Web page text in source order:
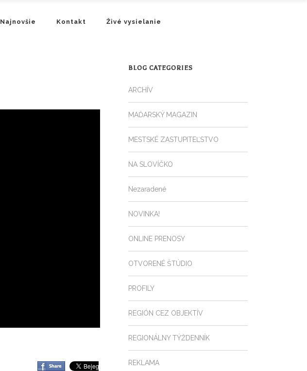
Najnovšie Kontakt Živé vysielanie
BLOG CATEGORIES
ARCHÍV
MAĎARSKÝ MAGAZIN
MESTSKÉ ZASTUPITEĽSTVO
NA SLOVÍČKO
Nezaradené
NOVINKA!
ONLINE PRENOSY
OTVORENÉ ŠTÚDIO
PROFILY
REGIÓN CEZ OBJEKTÍV
REGIONÁLNY TÝŽDENNÍK
REKLAMA